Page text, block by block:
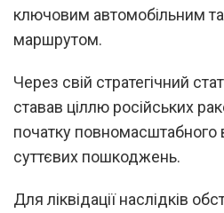
ключовим автомобільним
маршрутом.
Через свій стратегічний
ставав ціллю російських
початку повномасштабного
суттєвих пошкоджень.
Для ліквідації наслідків